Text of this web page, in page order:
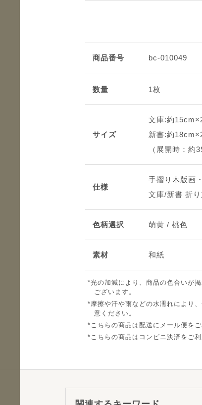
数量 1枚
サイズ
文庫:約
新書:約
（展開時：約
仕様
手摺り木版画
文庫/新書 折
色柄選択 萌黄 / 桃色
素材 和紙
光の加減により、商品の色合いが
ございます。
摩擦や汗や雨などの水濡れにより
意ください。
こちらの商品は配送にメール便をご
こちらの商品はコンビニ決済をご利
商品番号 bc-010049